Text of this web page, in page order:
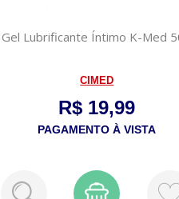
Gel Lubrificante Íntimo K-Med
CIMED
R$ 19,99
PAGAMENTO À VISTA